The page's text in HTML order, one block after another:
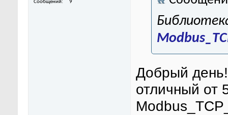
Сообщений
9
Добрый день!
отличный от